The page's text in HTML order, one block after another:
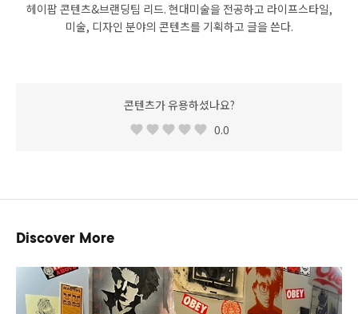
헤이팝 콘텐츠&브랜딩팀 리드. 현대미술을 전공하고 라이프스타일,
미술, 디자인 분야의 콘텐츠를 기획하고 글을 쓴다.
콘텐츠가 유용하셨나요?
0.0
Discover More